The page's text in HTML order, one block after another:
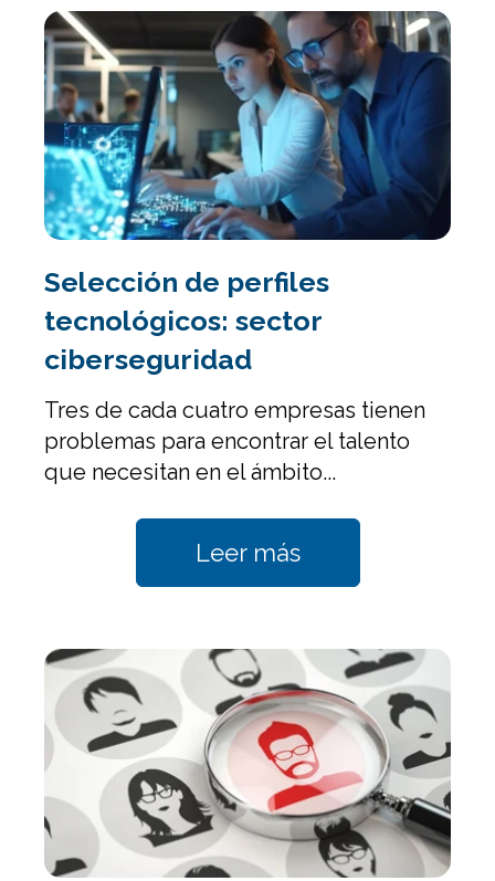
Selección de perfiles
tecnológicos: sector
ciberseguridad
Tres de cada cuatro empresas tienen
problemas para encontrar el talento
que necesitan en el ámbito...
Leer más